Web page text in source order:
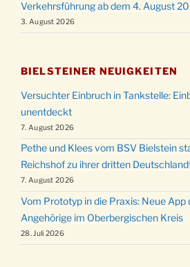
Verkehrsführung ab dem 4. August
3. August 2026
BIELSTEINER NEUIGKEITEN
Versuchter Einbruch in Tankstelle:
unentdeckt
7. August 2026
Pethe und Klees vom BSV Bielstein
Reichshof zu ihrer dritten
7. August 2026
Vom Prototyp in die Praxis: Neue
Angehörige im Oberbergischen Kreis
28. Juli 2026